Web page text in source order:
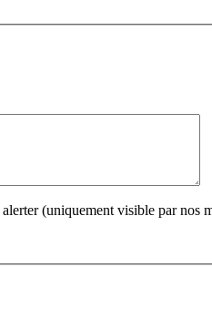
(uniquement visible par nos